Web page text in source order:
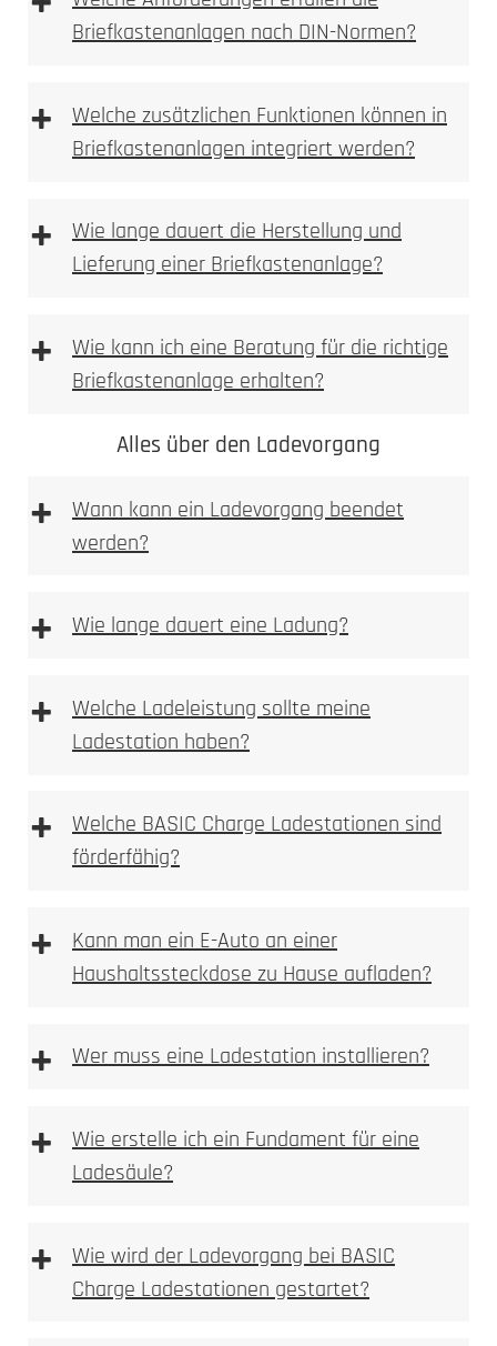
Benutzeroberfläche für die Fernsteuerung der
Anlage.
verschiedenen Orten aus.
Smart-Home-Integration: Steuern Sie die
Briefkastenanlagen nach DIN-Normen?
+
Welche zusätzlichen Funktionen können in
Briefkastenanlagen integriert werden?
+
Wie lange dauert die Herstellung und
Lieferung einer Briefkastenanlage?
+
Wie kann ich eine Beratung für die richtige
Briefkastenanlage erhalten?
Alles über den Ladevorgang
+
Wann kann ein Ladevorgang beendet
werden?
+ Wie lange dauert eine Ladung?
+
Welche Ladeleistung sollte meine
Ladestation haben?
+
Welche BASIC Charge Ladestationen sind
förderfähig?
+
Kann man ein E-Auto an einer
Haushaltssteckdose zu Hause aufladen?
+ Wer muss eine Ladestation installieren?
+
Wie erstelle ich ein Fundament für eine
Ladesäule?
+
Wie wird der Ladevorgang bei BASIC
Charge Ladestationen gestartet?